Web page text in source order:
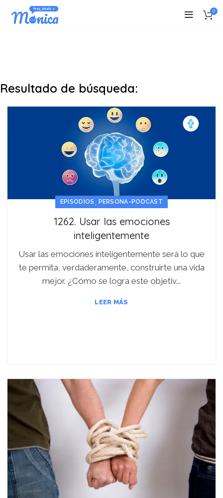
0
Resultado de búsqueda:
EPISODIOS PERSONA-PODCAST
1262. Usar las emociones
inteligentemente
Usar las emociones inteligentemente será lo que
te permita, verdaderamente, construirte una vida
mejor. ¿Cómo se logra este objetiv...
LEER MÁS